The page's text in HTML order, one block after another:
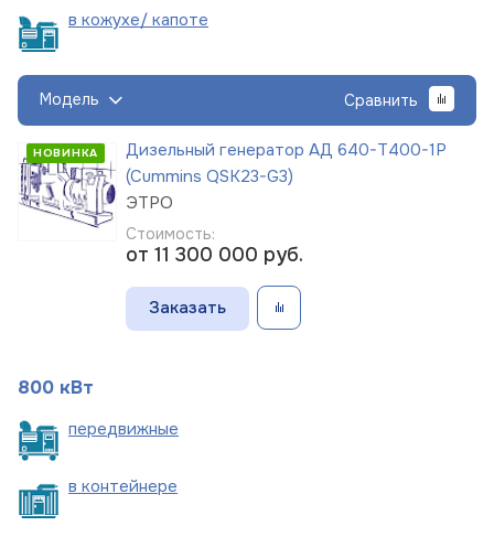
в кожухе/ капоте
Модель Сравнить
НОВИНКА
Дизельный генератор АД 640-Т400-1Р
(Cummins QSK23-G3)
ЭТРО
Стоимость:
от 11 300 000 руб.
Заказать
800 кВт
передвижные
в контейнере